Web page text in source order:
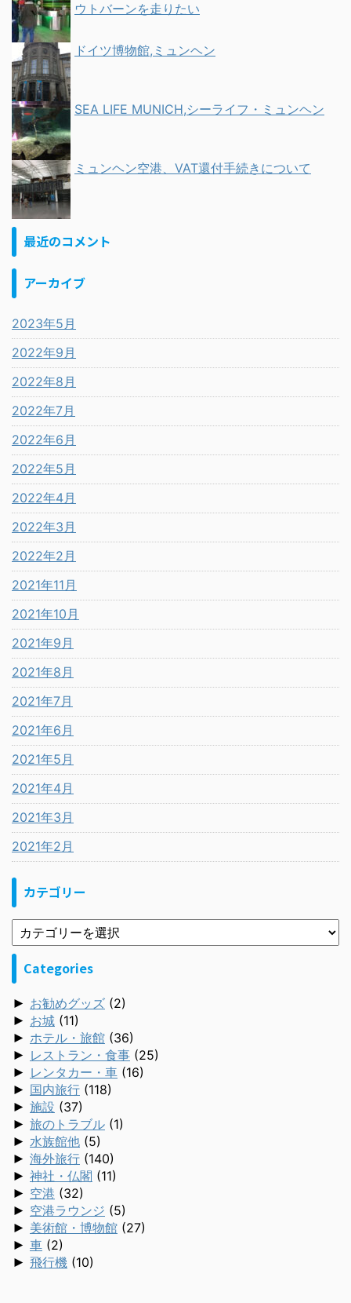
ウトバーンを走りたい
ドイツ博物館,ミュンヘン
SEA LIFE MUNICH,シーライフ・ミュンヘン
ミュンヘン空港、VAT還付手続きについて
最近のコメント
アーカイブ
2023年5月
2022年9月
2022年8月
2022年7月
2022年6月
2022年5月
2022年4月
2022年3月
2022年2月
2021年11月
2021年10月
2021年9月
2021年8月
2021年7月
2021年6月
2021年5月
2021年4月
2021年3月
2021年2月
カテゴリー
Categories
► お勧めグッズ (2)
► お城 (11)
► ホテル・旅館 (36)
► レストラン・食事 (25)
► レンタカー・車 (16)
► 国内旅行 (118)
► 施設 (37)
► 旅のトラブル (1)
► 水族館他 (5)
► 海外旅行 (140)
► 神社・仏閣 (11)
► 空港 (32)
► 空港ラウンジ (5)
► 美術館・博物館 (27)
► 車 (2)
► 飛行機 (10)